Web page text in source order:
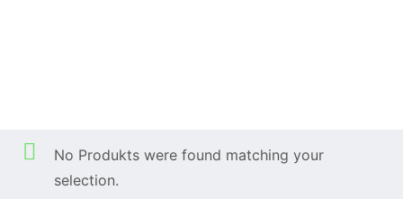
No Produkts were found matching your
selection.